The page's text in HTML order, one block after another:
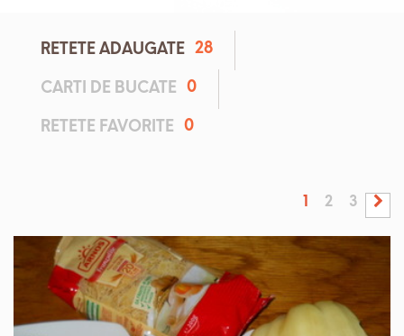
RETETE ADAUGATE 28
CARTI DE BUCATE 0
RETETE FAVORITE 0
2 3